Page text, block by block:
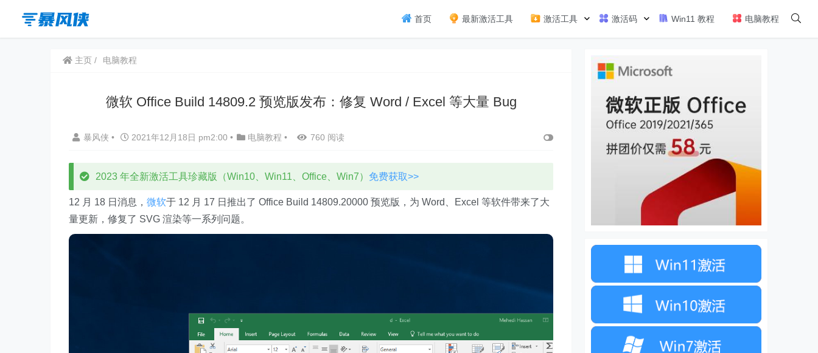
首页 最新激活工具 激活工具 激活码 Win11 教程 电脑教程
主页 电脑教程
微软 Office Build 14809.2 预览版发布：修复 Word / Excel 等大量 Bug
暴风侠 • 2021年12月18日 pm2:00 • 电脑教程 • 760 阅读
2023 年全新激活工具珍藏版（Win10、Win11、Office、Win7） 免费获取>>
12 月 18 日消息， 微软于 12 月 17 日推出了 Office Build 14809.20000 预览版，为 Word、Excel 等软件带来了大
量更新，修复了 SVG 渲染等一系列问题。